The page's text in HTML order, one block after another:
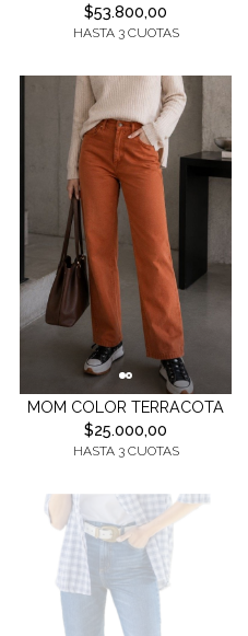
$53.800,00
HASTA 3 CUOTAS
MOM COLOR TERRACOTA
$25.000,00
HASTA 3 CUOTAS